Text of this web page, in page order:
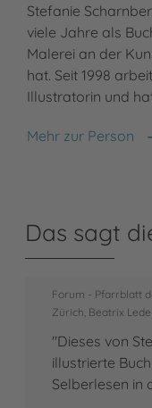
Stefanie
viele Jahre als
Malerei an der
hat. Seit 1998
Illustratorin und
Mehr zur Person
Stefanie Scharnberg
Das sagt
Forum - Pfarrblatt
Zürich, Beatrix
"Dieses von
illustrierte
Selberlesen in